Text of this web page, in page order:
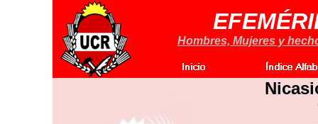
Hombres, Mujeres y